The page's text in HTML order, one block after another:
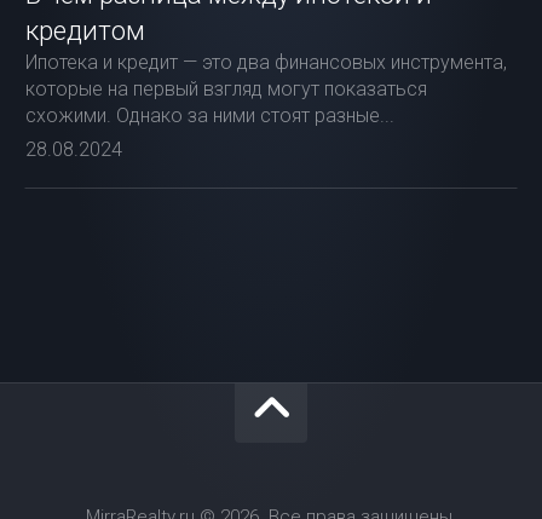
кредитом
Ипотека и кредит — это два финансовых инструмента,
которые на первый взгляд могут показаться
схожими. Однако за ними стоят разные...
28.08.2024